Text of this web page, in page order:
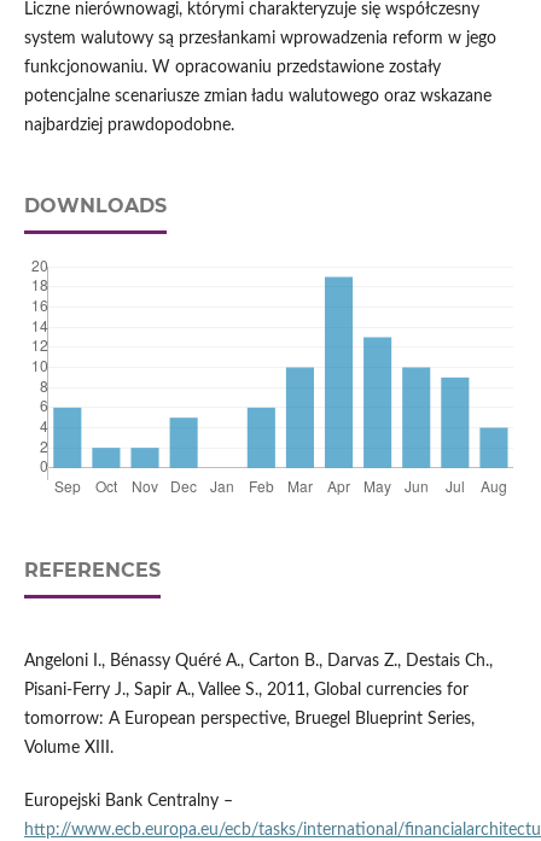
Liczne nierównowagi, którymi charakteryzuje się współczesny
system walutowy są przesłankami wprowadzenia reform w jego
funkcjonowaniu. W opracowaniu przedstawione zostały
potencjalne scenariusze zmian ładu walutowego oraz wskazane
najbardziej prawdopodobne.
DOWNLOADS
REFERENCES
Angeloni I., Bénassy Quéré A., Carton B., Darvas Z., Destais Ch.,
Pisani-Ferry J., Sapir A., Vallee S., 2011, Global currencies for
tomorrow: A European perspective, Bruegel Blueprint Series,
Volume XIII.
Europejski Bank Centralny –
http://www.ecb.europa.eu/ecb/tasks/international/